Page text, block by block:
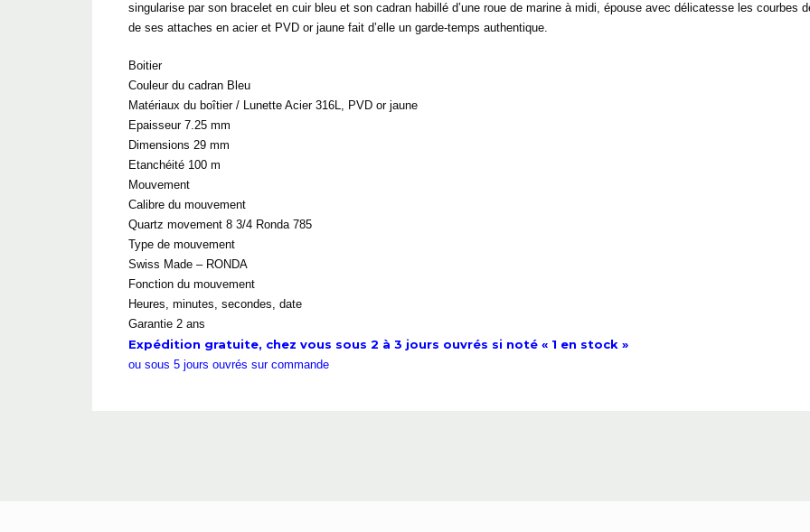
singularise par son bracelet en cuir bleu et son cadran habillé d’une roue de marine à midi, épouse avec délicatesse les courbes
de ses attaches en acier et PVD or jaune fait d’elle un garde-temps authentique.
Boitier
Couleur du cadran Bleu
Matériaux du boîtier / Lunette Acier 316L, PVD or jaune
Epaisseur 7.25 mm
Dimensions 29 mm
Etanchéité 100 m
Mouvement
Calibre du mouvement
Quartz movement 8 3/4 Ronda 785
Type de mouvement
Swiss Made – RONDA
Fonction du mouvement
Heures, minutes, secondes, date
Garantie 2 ans
Expédition gratuite, chez vous sous 2 à 3 jours ouvrés si noté « 1 en stock »
ou sous 5 jours ouvrés sur commande